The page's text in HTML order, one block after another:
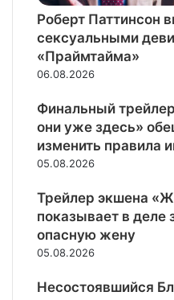
Роберт Паттинсон
сексуальными
«Праймтайма»
06.08.2026
Финальный
они уже здесь»
изменить правила
05.08.2026
Трейлер экшена
показывает в деле
опасную жену
05.08.2026
Несостоявшийся